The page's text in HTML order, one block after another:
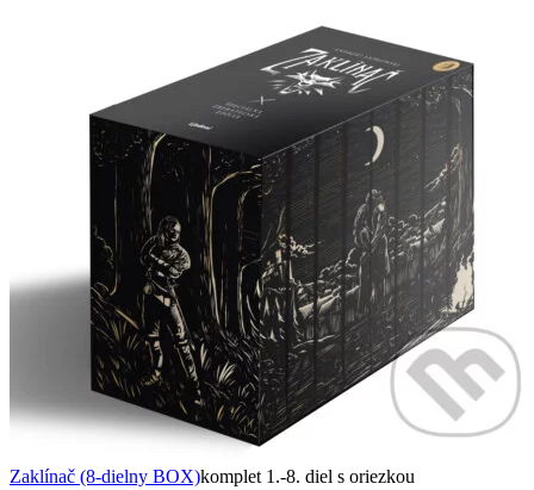
Zaklínač (8-dielny BOX)komplet 1.-8. diel s oriezkou